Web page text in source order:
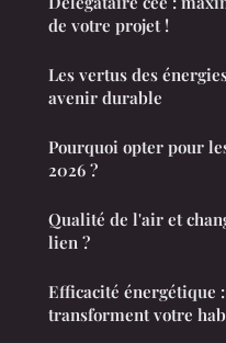
de votre projet !
Les vertus des
avenir durable
Pourquoi opter pour
2026 ?
Qualité de l'air et
lien ?
Efficacité énergétique
transforment votre